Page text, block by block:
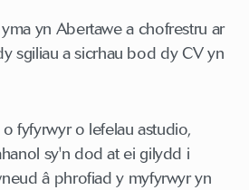
yn Abertawe a chofrestru ar
sgiliau a sicrhau bod dy CV yn
fyfyrwyr o lefelau astudio,
sy'n dod at ei gilydd i
â phrofiad y myfyrwyr yn